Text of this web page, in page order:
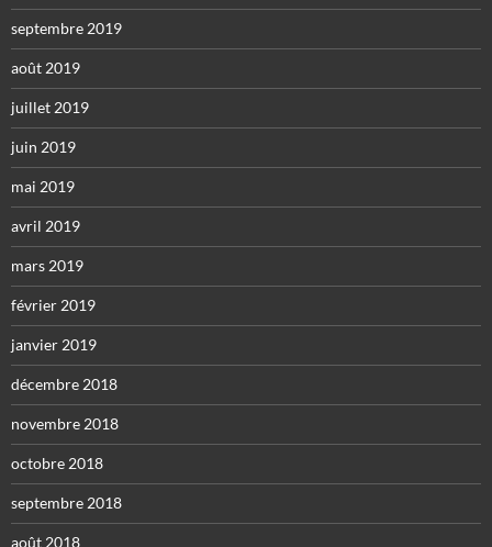
septembre 2019
août 2019
juillet 2019
juin 2019
mai 2019
avril 2019
mars 2019
février 2019
janvier 2019
décembre 2018
novembre 2018
octobre 2018
septembre 2018
août 2018